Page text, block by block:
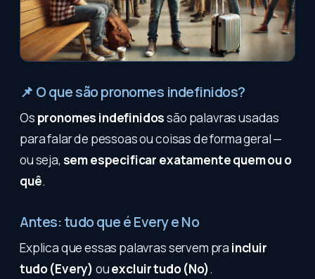
📌 O que são pronomes indefinidos?
Os pronomes indefinidossão palavras usadas
para falar de pessoas ou coisas de forma geral —
ou seja, sem especificar exatamente quem ou o
quê.
Antes: tudo que é Every e No
Explica que essas palavras servem pra incluir
tudo (Every) ouexcluir tudo (No).